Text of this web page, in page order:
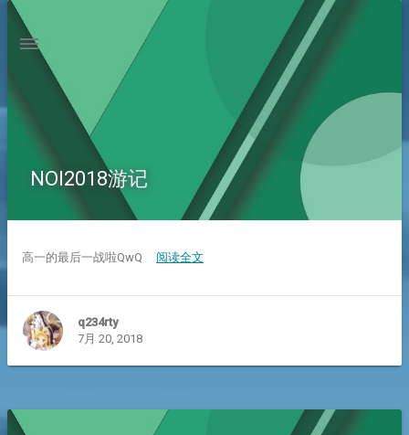
NOI2018游记
高一的最后一战啦QwQ 阅读全文
q234rty
7月 20, 2018